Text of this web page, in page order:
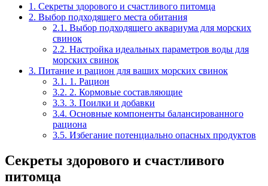
1. Секреты здорового и счастливого питомца
2. Выбор подходящего места обитания
2.1. Выбор подходящего аквариума для морских
свинок
2.2. Настройка идеальных параметров воды для
морских свинок
3. Питание и рацион для ваших морских свинок
3.1. 1. Рацион
3.2. 2. Кормовые составляющие
3.3. 3. Поилки и добавки
3.4. Основные компоненты балансированного
рациона
3.5. Избегание потенциально опасных продуктов
Секреты здорового и счастливого
питомца